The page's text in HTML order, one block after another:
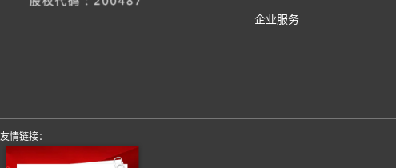
企业服务
友情链接：